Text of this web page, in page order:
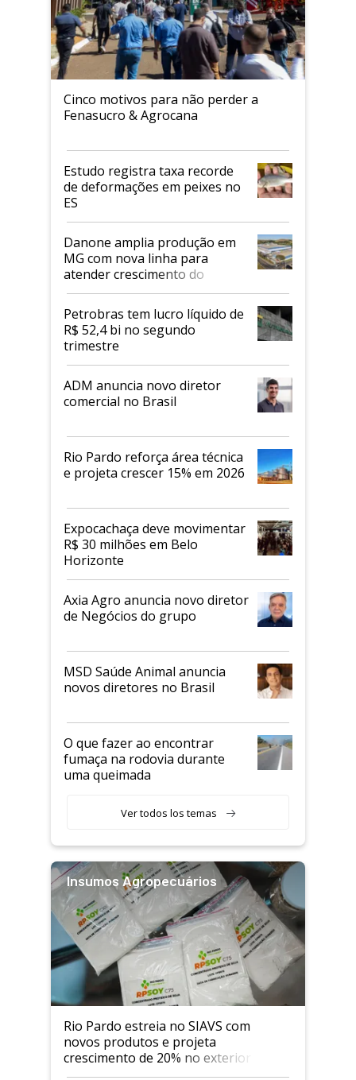
Cinco motivos para não perder a
Fenasucro & Agrocana
Estudo registra taxa recorde
de deformações em peixes no
ES
Danone amplia produção em
MG com nova linha para
atender crescimento do
mercado de alimentos
proteicos
Petrobras tem lucro líquido de
R$ 52,4 bi no segundo
trimestre
ADM anuncia novo diretor
comercial no Brasil
Rio Pardo reforça área técnica
e projeta crescer 15% em 2026
Expocachaça deve movimentar
R$ 30 milhões em Belo
Horizonte
Axia Agro anuncia novo diretor
de Negócios do grupo
MSD Saúde Animal anuncia
novos diretores no Brasil
O que fazer ao encontrar
fumaça na rodovia durante
uma queimada
Ver todos los temas
Insumos Agropecuários
Rio Pardo estreia no SIAVS com
novos produtos e projeta
crescimento de 20% no exterior